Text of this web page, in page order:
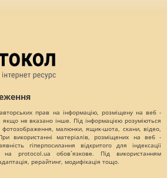
прав на інформацію, розміщену на веб -
якщо не вказано інше. Під інформацією розуміються
фотозображення, малюнки, ящик-шота, скани, відео,
використанні матеріалів, розміщених на веб -
гіперпосилання відкритого для індексації
на protocol.ua обов`язкове. Під використанням
рерайтинг, модифікація тощо.